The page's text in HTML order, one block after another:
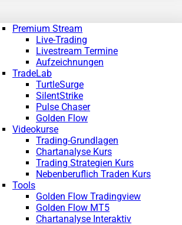
Premium Stream
Live-Trading
Livestream Termine
Aufzeichnungen
TradeLab
TurtleSurge
SilentStrike
Pulse Chaser
Golden Flow
Videokurse
Trading-Grundlagen
Chartanalyse Kurs
Trading Strategien Kurs
Nebenberuflich Traden Kurs
Tools
Golden Flow Tradingview
Golden Flow MT5
Chartanalyse Interaktiv